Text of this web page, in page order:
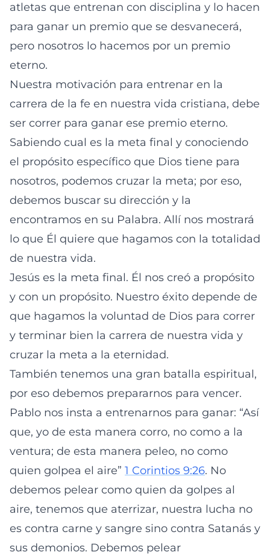
atletas que entrenan con disciplina y lo hacen
para ganar un premio que se desvanecerá,
pero nosotros lo hacemos por un premio
eterno.
Nuestra motivación para entrenar en la
carrera de la fe en nuestra vida cristiana, debe
ser correr para ganar ese premio eterno.
Sabiendo cual es la meta final y conociendo
el propósito específico que Dios tiene para
nosotros, podemos cruzar la meta; por eso,
debemos buscar su dirección y la
encontramos en su Palabra. Allí nos mostrará
lo que Él quiere que hagamos con la totalidad
de nuestra vida.
Jesús es la meta final. Él nos creó a propósito
y con un propósito. Nuestro éxito depende de
que hagamos la voluntad de Dios para correr
y terminar bien la carrera de nuestra vida y
cruzar la meta a la eternidad.
También tenemos una gran batalla espiritual,
por eso debemos prepararnos para vencer.
Pablo nos insta a entrenarnos para ganar: “Así
que, yo de esta manera corro, no como a la
ventura; de esta manera peleo, no como
quien golpea el aire” 1 Corintios 9:26. No
debemos pelear como quien da golpes al
aire, tenemos que aterrizar, nuestra lucha no
es contra carne y sangre sino contra Satanás y
sus demonios. Debemos pelear